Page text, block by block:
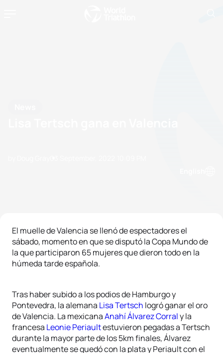
El muelle de Valencia se llenó de espectadores el
sábado, momento en que se disputó la Copa Mundo de
la que participaron 65 mujeres que dieron todo en la
húmeda tarde española.
Tras haber subido a los podios de Hamburgo y
Pontevedra, la alemana Lisa Tertsch logró ganar el oro
de Valencia. La mexicanaAnahí Álvarez Corraly la
francesa Leonie Periaultestuvieron pegadas a Tertsch
durante la mayor parte de los 5km finales, Álvarez
eventualmente se quedó con la plata y Periault con el